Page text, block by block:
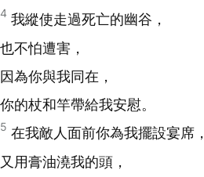
4 我縱使走過死亡的幽谷，
也不怕遭害，
因為你與我同在，
你的杖和竿帶給我安慰。
5 在我敵人面前你為我擺設宴席，
又用膏油澆我的頭，